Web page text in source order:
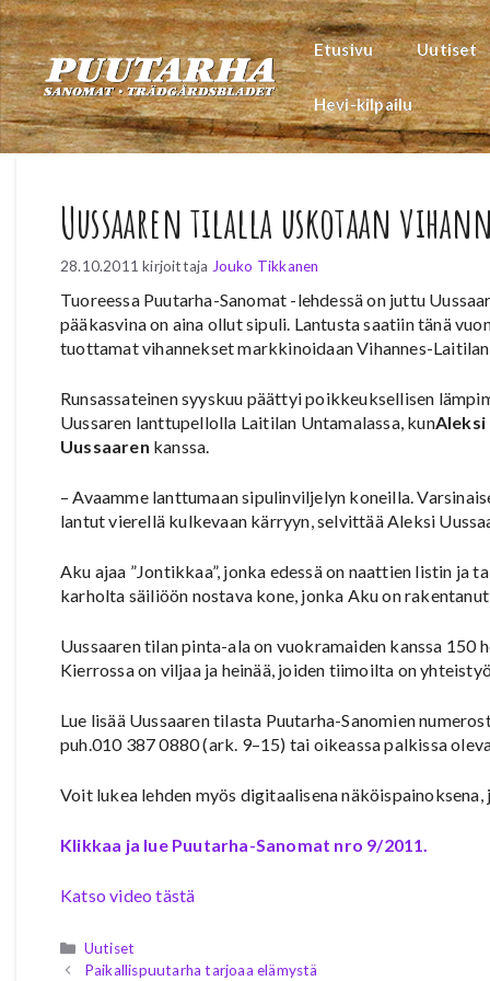
Siirry
sisältöön
Etusivu Uutiset
Hevi-kilpailu
Uussaaren tilalla uskotaan
28.10.2011 kirjoittaja Jouko Tikkanen
Tuoreessa Puutarha-Sanomat -lehdessä on juttu
pääkasvina on aina ollut sipuli. Lantusta saatiin tänä
tuottamat vihannekset markkinoidaan Vihannes-
Runsassateinen syyskuu päättyi poikkeuksellisen
Uussaren lanttupellolla Laitilan Untamalassa, kunAleksi
Uussaaren kanssa.
– Avaamme lanttumaan sipulinviljelyn koneilla.
lantut vierellä kulkevaan kärryyn, selvittää Aleksi
Aku ajaa ”Jontikkaa”, jonka edessä on naattien listin
karholta säiliöön nostava kone, jonka Aku on
Uussaaren tilan pinta-ala on vuokramaiden kanssa 150
Kierrossa on viljaa ja heinää, joiden tiimoilta on
Lue lisää Uussaaren tilasta Puutarha-Sanomien
puh.010 387 0880 (ark. 9–15) tai oikeassa palkissa
Voit lukea lehden myös digitaalisena näköispainoksena,
Klikkaa ja lue Puutarha-Sanomat nro 9/2011.
Katso video tästä
Kategoriat
Uutiset
Paikallispuutarha tarjoaa elämystä